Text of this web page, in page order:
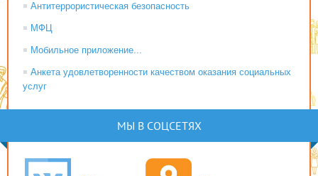
Антитеррористическая безопасность
МФЦ
Мобильное приложение...
Анкета удовлетворенности качеством оказания социальных
услуг
МЫ В СОЦСЕТЯХ